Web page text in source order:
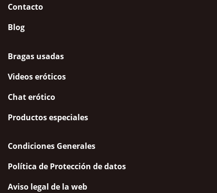
Contacto
Blog
Bragas usadas
Videos eróticos
Chat erótico
Productos especiales
Condiciones Generales
Política de Protección de datos
Aviso legal de la web